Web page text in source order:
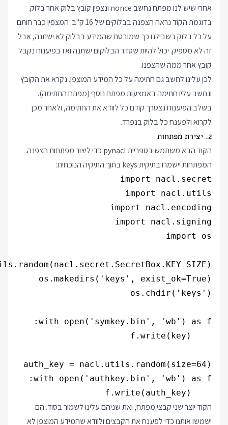
אחרי שיש לנו מפתח נחשב nonce ונצפין קובץ בלוק אחר בלוק.
בדוגמת הקוד נראה הצפנה בבלוקים של 16 ק"ב. המצפין כבר חותם
על כל בלוק בשבילנו כך שמובטח שהמידע בבלוק לא ישתנה, אבל
זה לא מספיק. יכול להיות שסדר הבלוקים ישתנה ואז בפיענוח נקבל
קובץ אחר ממה שהצפנו.
לכן עלינו לחשב גם חתימה על כל המידע המוצפן. נקרא את הקובץ
ונחשב עליו חתימה באמצעות מפתח נוסף (מפתח החתימה).
בשלב הפיענוח נצטרך קודם כל לוודא את החתימה, ולאחר מכן
לקרוא ולפענח כל בלוק בנפרד.
2. יצירת מפתחות
הקוד הבא משתמש בספריית pynacl כדי ליצור מפתחות הצפנה.
המפתחות יישמרו בתיקית keys בתוך התיקיה הנוכחית:
הקוד יוצר שני קבצי מפתח, ואת שניהם עלינו לשמור בסוד. הם
ישמשו אותנו כדי לפענח את הקבצים ולוודא שהמידע המוצפן לא